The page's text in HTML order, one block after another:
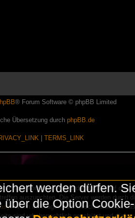
® Forum Software © phpBB Limited
Übersetzung durch phpBB.de
TERMS_LINK
nicht kommerziell und die Banner auf
auszurichten. Die Server werden durch
. Wenn Ihr Fragen oder Beschwerden zu
sind urheberrechtlich geschützt und
werden dürfen.
die Option